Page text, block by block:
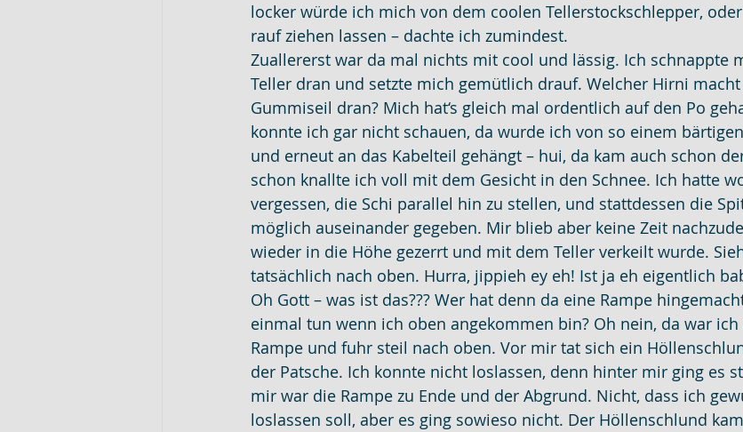
locker würde ich mich von dem coolen Tellerstockschlepper,
rauf ziehen lassen – dachte ich zumindest.
Zuallererst war da mal nichts mit cool und lässig. Ich schnappte
Teller dran und setzte mich gemütlich drauf. Welcher Hirni
Gummiseil dran? Mich hat‘s gleich mal ordentlich auf den Po
konnte ich gar nicht schauen, da wurde ich von so einem
und erneut an das Kabelteil gehängt – hui, da kam auch schon
schon knallte ich voll mit dem Gesicht in den Schnee. Ich hatte
vergessen, die Schi parallel hin zu stellen, und stattdessen die
möglich auseinander gegeben. Mir blieb aber keine Zeit
wieder in die Höhe gezerrt und mit dem Teller verkeilt wurde.
tatsächlich nach oben. Hurra, jippieh ey eh! Ist ja eh eigentlich
Oh Gott – was ist das??? Wer hat denn da eine Rampe
einmal tun wenn ich oben angekommen bin? Oh nein, da war
Rampe und fuhr steil nach oben. Vor mir tat sich ein
der Patsche. Ich konnte nicht loslassen, denn hinter mir ging es
mir war die Rampe zu Ende und der Abgrund. Nicht, dass ich
loslassen soll, aber es ging sowieso nicht. Der Höllenschlund